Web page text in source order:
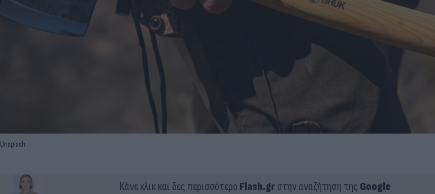
Unsplash
Κάνε κλικ και δες περισσότερο Flash.grστην αναζήτηση της Google